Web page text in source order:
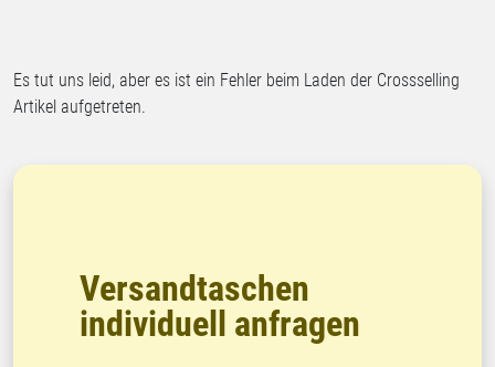
Es tut uns leid, aber es ist ein Fehler beim Laden der Crossselling
Artikel aufgetreten.
Versandtaschen
individuell anfragen